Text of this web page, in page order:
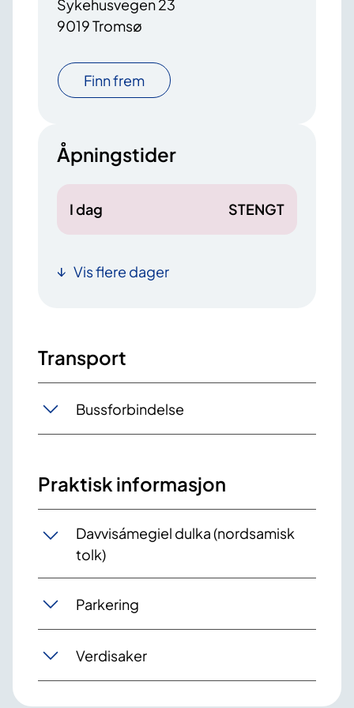
Sykehusvegen 23
9019 Tromsø
Finn frem
Åpningstider
I dag STENGT
Vis flere dager
Transport
Bussforbindelse
Praktisk informasjon
Davvisámegiel dulka (nordsamisk
tolk)
Parkering
Verdisaker